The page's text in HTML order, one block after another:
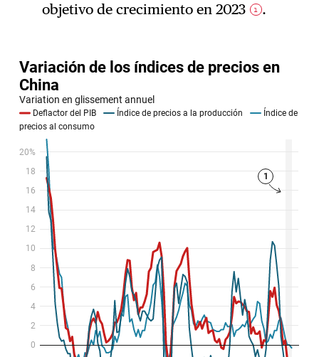
objetivo de crecimiento en 2023
1 .